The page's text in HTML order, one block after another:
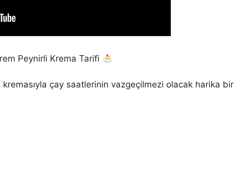
Peynirli Krema Tarifi
çay saatlerinin vazgeçilmezi olacak harika bir